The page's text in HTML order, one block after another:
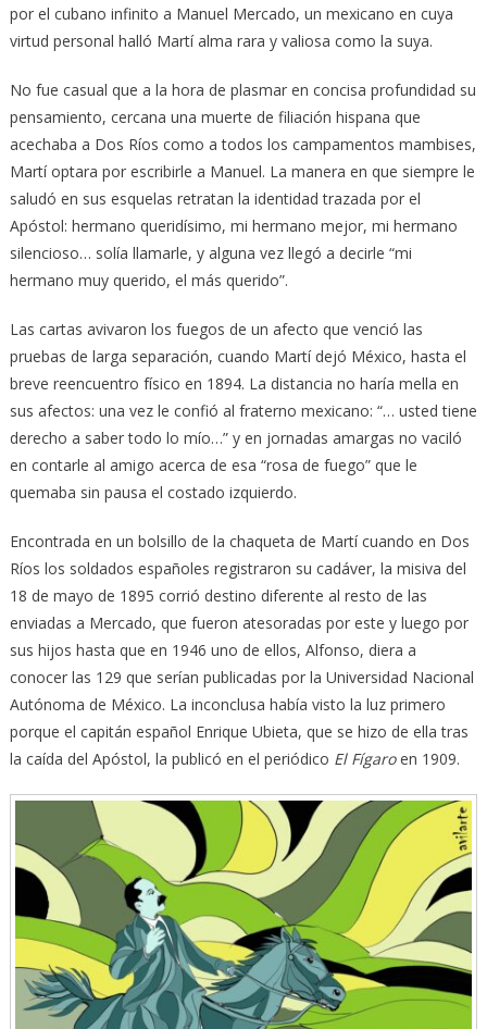
por el cubano infinito a Manuel Mercado, un mexicano en cuya
virtud personal halló Martí alma rara y valiosa como la suya.
No fue casual que a la hora de plasmar en concisa profundidad su
pensamiento, cercana una muerte de filiación hispana que
acechaba a Dos Ríos como a todos los campamentos mambises,
Martí optara por escribirle a Manuel. La manera en que siempre le
saludó en sus esquelas retratan la identidad trazada por el
Apóstol: hermano queridísimo, mi hermano mejor, mi hermano
silencioso… solía llamarle, y alguna vez llegó a decirle “mi
hermano muy querido, el más querido”.
Las cartas avivaron los fuegos de un afecto que venció las
pruebas de larga separación, cuando Martí dejó México, hasta el
breve reencuentro físico en 1894. La distancia no haría mella en
sus afectos: una vez le confió al fraterno mexicano: “… usted tiene
derecho a saber todo lo mío…” y en jornadas amargas no vaciló
en contarle al amigo acerca de esa “rosa de fuego” que le
quemaba sin pausa el costado izquierdo.
Encontrada en un bolsillo de la chaqueta de Martí cuando en Dos
Ríos los soldados españoles registraron su cadáver, la misiva del
18 de mayo de 1895 corrió destino diferente al resto de las
enviadas a Mercado, que fueron atesoradas por este y luego por
sus hijos hasta que en 1946 uno de ellos, Alfonso, diera a
conocer las 129 que serían publicadas por la Universidad Nacional
Autónoma de México. La inconclusa había visto la luz primero
porque el capitán español Enrique Ubieta, que se hizo de ella tras
la caída del Apóstol, la publicó en el periódico El Fígaroen 1909.